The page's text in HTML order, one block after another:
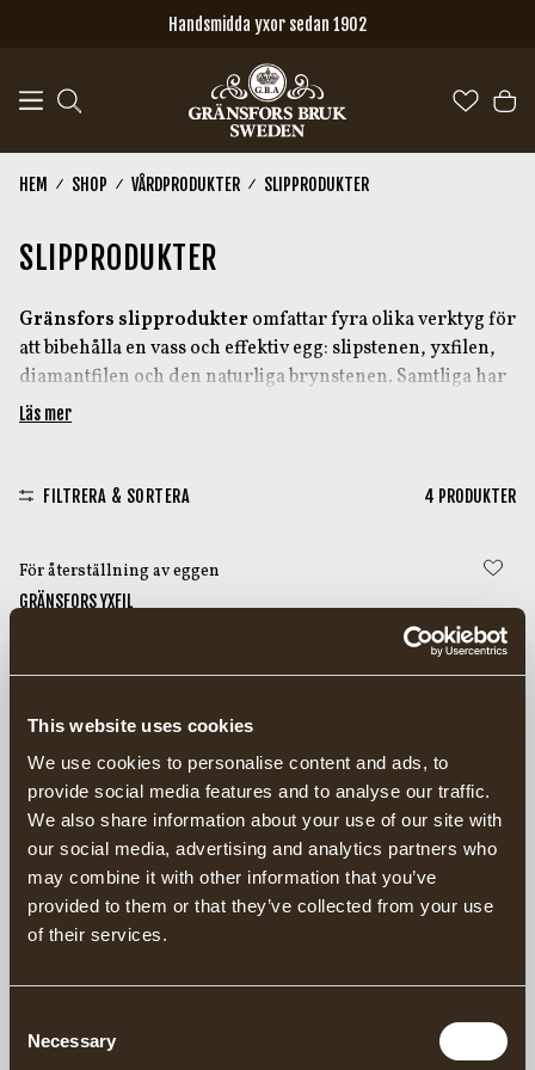
This website uses cookies
We use cookies to personalise content and ads, to
provide social media features and to analyse our traffic.
We also share information about your use of our site with
our social media, advertising and analytics partners who
may combine it with other information that you’ve
provided to them or that they’ve collected from your use
of their services.
Selection
Necessary
Handsmidda yxor sedan 1902
HEM SHOP VÅRDPRODUKTER SLIPPRODUKTER
SLIPPRODUKTER
Gränsfors slipprodukter omfattar fyra olika verktyg för
att bibehålla en vass och effektiv egg: slipstenen, yxfilen,
diamantfilen och den naturliga brynstenen. Samtliga har
samma grundläggande funktion men skiljer sig åt i
Valet av slipprodukt är i stor utsträckning en fråga om
är utformade för att ge kontrollerad, noggrann slipning
och långvarig eggprestanda.
Läs mer
FILTRERA & SORTERA 4 PRODUKTER
För återställning av eggen
GRÄNSFORS YXFIL
För slipning
GRÄNSFORS BRYNE
För slipning